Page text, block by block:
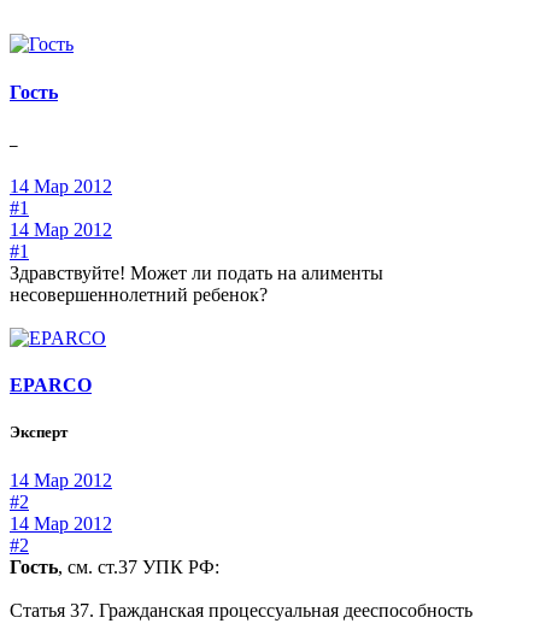
Гость
14 Мар 2012
#1
14 Мар 2012
#1
Здравствуйте! Может ли подать на алименты
несовершеннолетний ребенок?
EPARCO
Эксперт
14 Мар 2012
#2
14 Мар 2012
#2
Гость, см. ст.37 УПК РФ:
Статья 37. Гражданская процессуальная дееспособность